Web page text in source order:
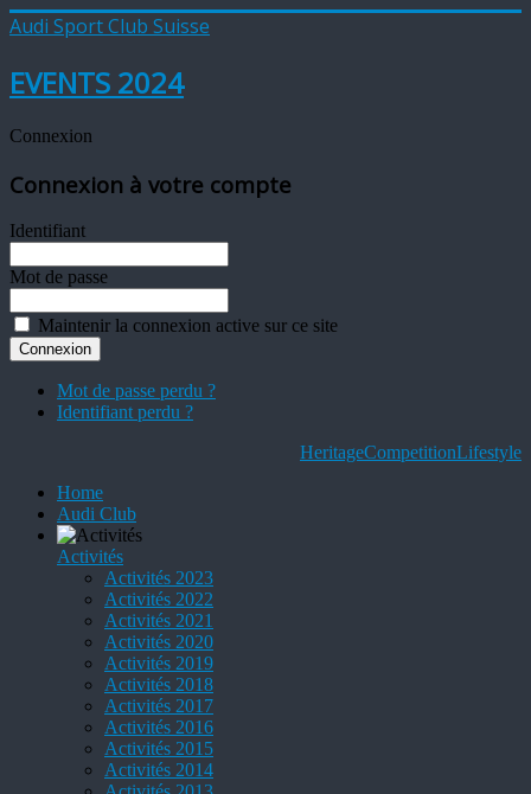
Audi Sport Club Suisse
EVENTS 2024
Connexion
Connexion à votre compte
Identifiant
Mot de passe
Maintenir la connexion active sur ce site
Mot de passe perdu ?
Identifiant perdu ?
HeritageCompetitionLifestyle
Home
Audi Club
Activités
Activités 2023
Activités 2022
Activités 2021
Activités 2020
Activités 2019
Activités 2018
Activités 2017
Activités 2016
Activités 2015
Activités 2014